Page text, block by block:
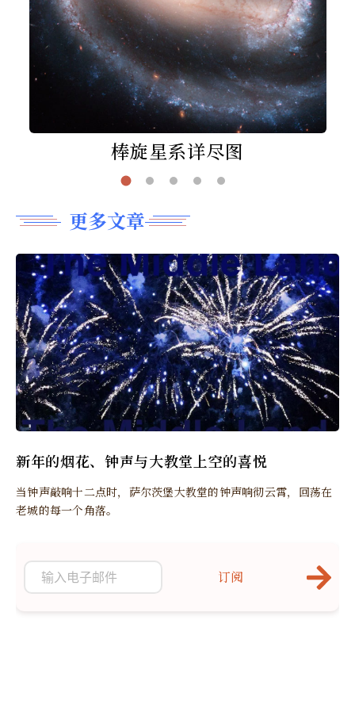
棒旋星系详尽图
更多文章
新年的烟花、钟声与大教堂上空的喜悦
当钟声敲响十二点时，萨尔茨堡大教堂的钟声响彻云霄，回荡在
老城的每一个角落。
订阅